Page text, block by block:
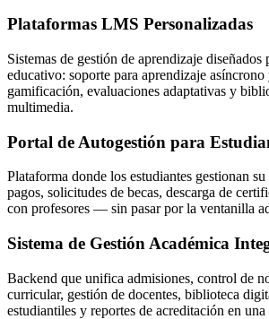
Plataformas LMS Personalizadas
Sistemas de gestión de aprendizaje diseñados
educativo: soporte para aprendizaje
gamificación, evaluaciones adaptativas y
multimedia.
Portal de Autogestión para
Plataforma donde los estudiantes gestionan
pagos, solicitudes de becas, descarga de
con profesores — sin pasar por la ventanilla
Sistema de Gestión Académica
Backend que unifica admisiones, control de
curricular, gestión de docentes, biblioteca
estudiantiles y reportes de acreditación en una